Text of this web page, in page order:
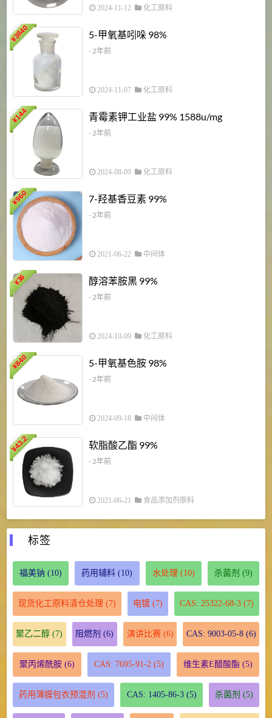
2024-11-12 化工原料
¥
3840 5-甲氧基吲哚 98%
- 2年前
2024-11-07 化工原料
¥
144 青霉素钾工业盐 99% 1588u/mg
- 2年前
2024-08-09 化工原料
¥
960 7-羟基香豆素 99%
- 2年前
2021-06-22 中间体
¥
36 醇溶苯胺黑 99%
- 2年前
2024-10-09 化工原料
¥
840 5-甲氧基色胺 98%
- 2年前
2024-09-18 中间体
¥
43.2 软脂酸乙酯 99%
- 2年前
2021-06-21 食品添加剂原料
标签
福美钠 (10) 药用辅料 (10) 水处理 (10) 杀菌剂 (9)
现货化工原料清仓处理 (7) 电镀 (7) CAS: 25322-68-3 (7)
聚乙二醇 (7) 阻燃剂 (6) 演讲比赛(6) CAS: 9003-05-8(6)
聚丙烯酰胺(6) CAS: 7695-91-2 (5) 维生素E醋酸酯 (5)
药用薄膜包衣预混剂 (5) CAS: 1405-86-3(5) 杀菌剂 (5)